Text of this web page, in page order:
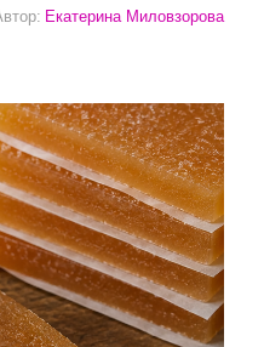
Екатерина Миловзорова